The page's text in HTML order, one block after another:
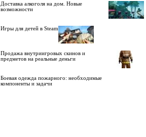
Доставка алкоголя на дом. Новые
возможности
Игры для детей в Steam
Продажа внутриигровых скинов и
предметов на реальные деньги
Боевая одежда пожарного: необходимые
компоненты и задачи